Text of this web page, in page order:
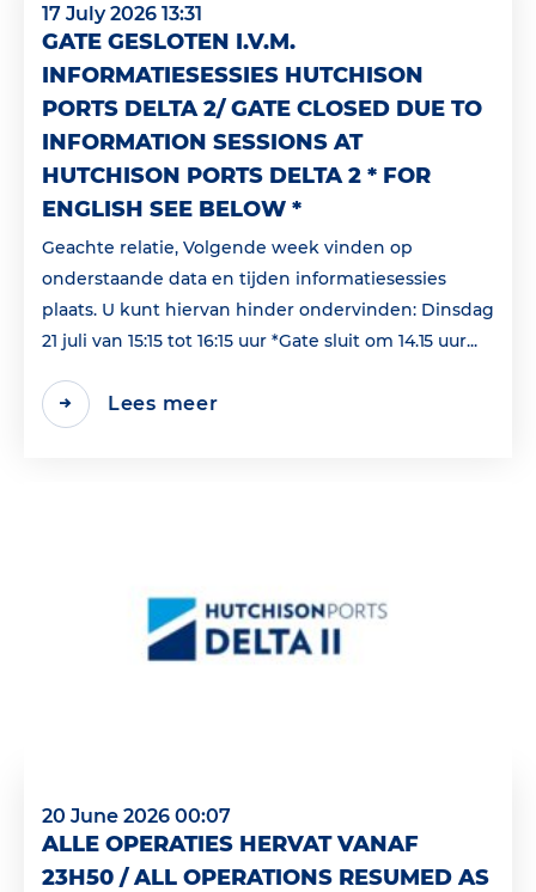
17 July 2026 13:31
GATE GESLOTEN I.V.M.
INFORMATIESESSIES HUTCHISON
PORTS DELTA 2/ GATE CLOSED DUE TO
INFORMATION SESSIONS AT
HUTCHISON PORTS DELTA 2 * FOR
ENGLISH SEE BELOW *
Geachte relatie, Volgende week vinden op
onderstaande data en tijden informatiesessies
plaats. U kunt hiervan hinder ondervinden: Dinsdag
21 juli van 15:15 tot 16:15 uur *Gate sluit om 14.15 uur...
Lees meer
20 June 2026 00:07
ALLE OPERATIES HERVAT VANAF
23H50 / ALL OPERATIONS RESUMED AS